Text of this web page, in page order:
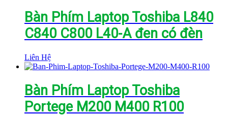
Bàn Phím Laptop Toshiba L840
C840 C800 L40-A đen có đèn
Liên Hệ
Bàn Phím Laptop Toshiba
Portege M200 M400 R100